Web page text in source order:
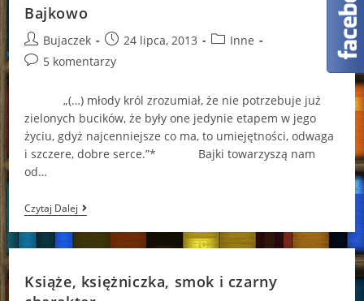
Bajkowo
Post
author:
Bujaczek
Post
published:
24 lipca, 2013
PostInne
Post5 komentarzy
„(…) młody król zrozumiał, że nie potrzebuje już
zielonych bucików, że były one jedynie etapem w jego
życiu, gdyż najcenniejsze co ma, to umiejętności, odwaga
i szczere, dobre serce.”* Bajki towarzyszą nam
od…
Czytaj DalejBajkowo
Książe, księżniczka, smok i czarny